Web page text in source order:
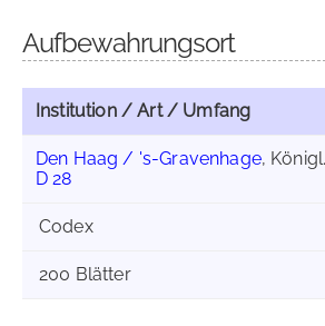
Aufbewahrungsort
Institution / Art / Umfang
Den Haag / 's-Gravenhage,
D 28
Codex
200 Blätter